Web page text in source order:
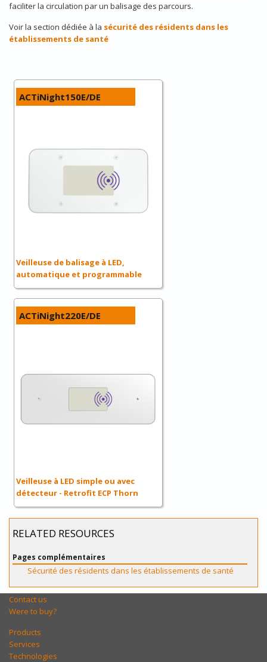
faciliter la circulation par un balisage des parcours.
Voir la section dédiée à la sécurité des résidents dans les
établissements de santé
ACTiNight150E/DE
Veilleuse de balisage à LED,
automatique et programmable
ACTiNight220E/DE
Veilleuse à LED simple ou avec
détecteur - Retrofit ECP Thorn
RELATED RESOURCES
Pages complémentaires
Sécurité des résidents dans les établissements de santé
Contact us
Were to buy?
Products
Services
Technologies